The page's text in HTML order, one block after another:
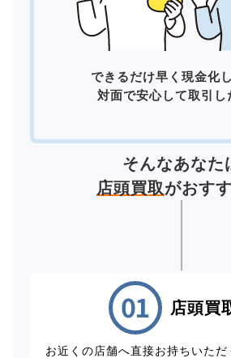
できるだけ早く現金化し
対面で安心して取引し
そんなあなた
店頭買取がおす
店頭買
お近くの店舗へ直接お持ちいただ